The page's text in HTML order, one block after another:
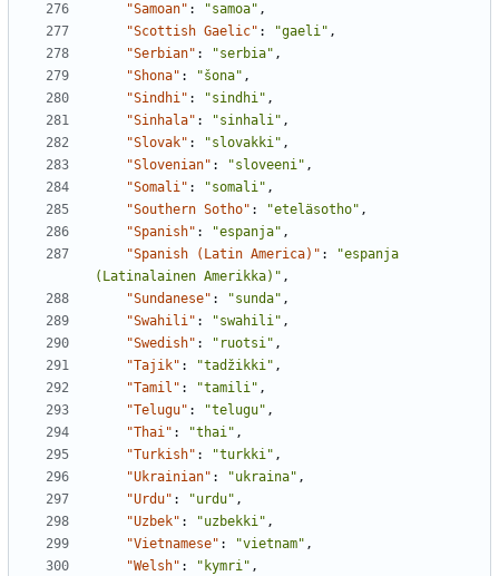
"Samoan" : "samoa" ,
"Scottish Gaelic" : "gaeli" ,
"Serbian" : "serbia" ,
"Shona" : "šona" ,
"Sindhi" : "sindhi" ,
"Sinhala" : "sinhali" ,
"Slovak" : "slovakki" ,
"Slovenian" : "sloveeni" ,
"Somali" : "somali" ,
"Southern Sotho" : "eteläsotho" ,
"Spanish" : "espanja" ,
"Spanish (Latin America)" :
"espanja
(Latinalainen Amerikka)" ,
"Sundanese" : "sunda" ,
"Swahili" : "swahili" ,
"Swedish" : "ruotsi" ,
"Tajik" : "tadžikki" ,
"Tamil" : "tamili" ,
"Telugu" : "telugu" ,
"Thai" : "thai" ,
"Turkish" : "turkki" ,
"Ukrainian" : "ukraina" ,
"Urdu" : "urdu" ,
"Uzbek" : "uzbekki" ,
"Vietnamese" : "vietnam" ,
"Welsh" : "kymri" ,